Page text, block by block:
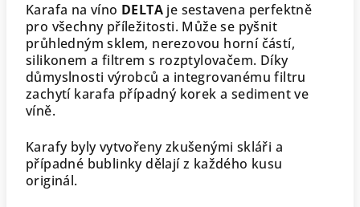
Karafa na víno DELTA je sestavena perfektně
pro všechny příležitosti. Může se pyšnit
průhledným sklem, nerezovou horní částí,
silikonem a filtrem s rozptylovačem. Díky
důmyslnosti výrobců a integrovanému filtru
zachytí karafa případný korek a sediment ve
víně.
Karafy byly vytvořeny zkušenými skláři a
případné bublinky dělají z každého kusu
originál.